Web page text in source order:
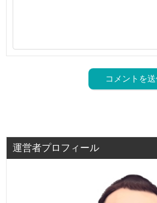
運営者プロフィール